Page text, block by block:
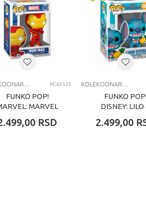
KOLEKCIONARSKE FIGURE I SETOVI PC63525
FUNKO POP!
MARVEL
IRON MANRSD
KOLEKCIONARSKE FIGURE I SETOVI
FUNKO
DISNEY: LILO
2.499,00